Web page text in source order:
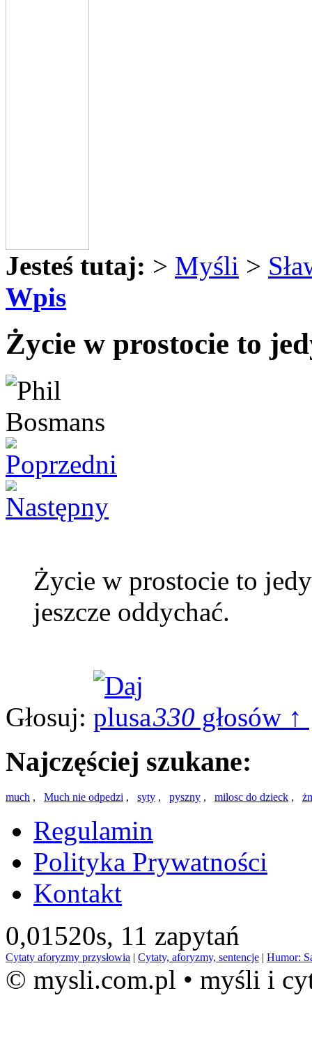
Jesteś tutaj: > Myśli >
Wpis
Życie w prostocie to
Życie w prostocie to
jeszcze oddychać.
Głosuj: 330 głosów ↑
Najczęściej szukane:
much , Much nie odpedzi , syty , pyszny , milosc do dzieck ,
Regulamin
Polityka Prywatności
Kontakt
0,01520s, 11 zapytań
Cytaty aforyzmy przysłowia | Cytaty, aforyzmy, sentencje | Humor:
© mysli.com.pl • myśli i